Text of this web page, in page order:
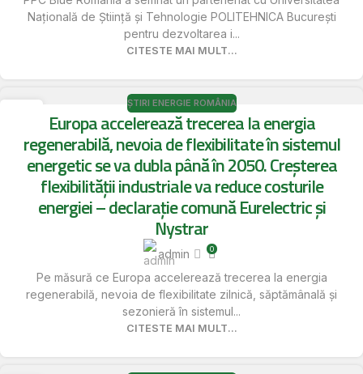
Națională de Știință și Tehnologie POLITEHNICA București
pentru dezvoltarea i...
CITESTE MAI MULT...
ȘTIRI ENERGIE ROMÂNIA
Europa accelerează trecerea la energia
regenerabilă, nevoia de flexibilitate în sistemul
energetic se va dubla până în 2050. Creșterea
flexibilității industriale va reduce costurile
energiei – declarație comună Eurelectric și
Nystrar
admin 0
Pe măsură ce Europa accelerează trecerea la energia
regenerabilă, nevoia de flexibilitate zilnică, săptămânală și
sezonieră în sistemul...
CITESTE MAI MULT...